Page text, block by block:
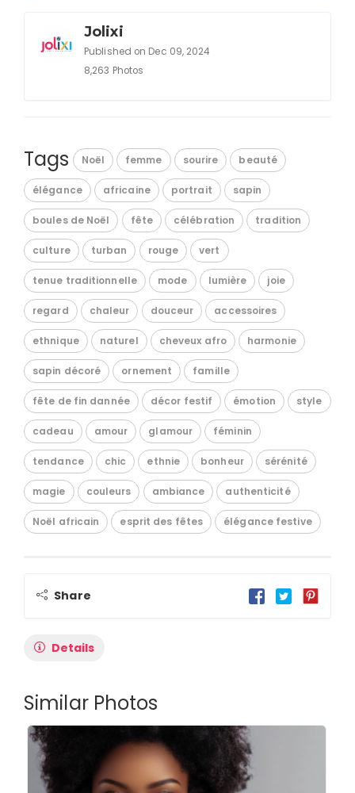
Jolixi
Published on Dec 09, 2024
8,263 Photos
Tags Noël femme sourire beauté
élégance africaine portrait sapin
boules de Noël fête célébration tradition
culture turban rouge vert
tenue traditionnelle mode lumière joie
regard chaleur douceur accessoires
ethnique naturel cheveux afro harmonie
sapin décoré ornement famille
fête de fin dannée décor festif émotion style
cadeau amour glamour féminin
tendance chic ethnie bonheur sérénité
magie couleurs ambiance authenticité
Noël africain esprit des fêtes élégance festive
Share
Details
Similar Photos